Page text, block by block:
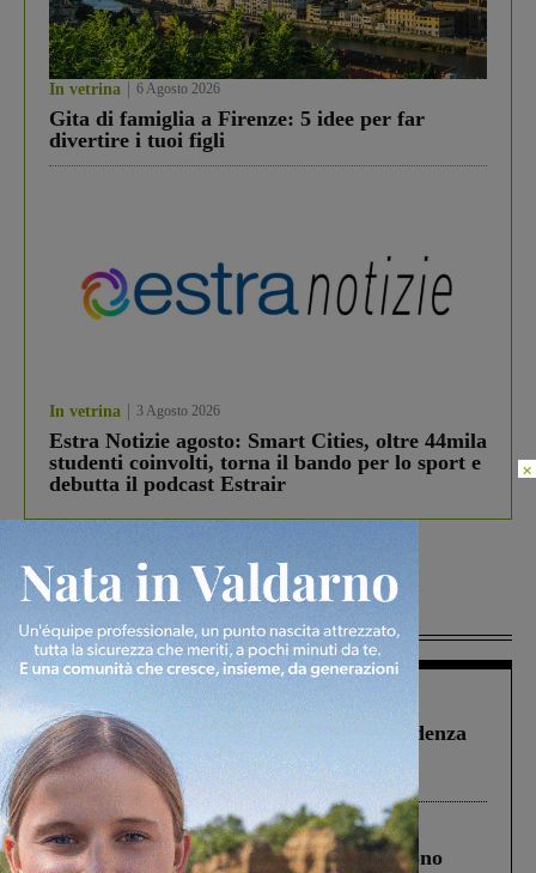
In vetrina 6 Agosto 2026
Gita di famiglia a Firenze: 5 idee per far
divertire i tuoi figli
In vetrina 3 Agosto 2026
Estra Notizie agosto: Smart Cities, oltre 44mila
studenti coinvolti, torna il bando per lo sport e
debutta il podcast Estrair
Più lette
Figline Incisa Valdarno 1 Agosto 2026
Piscina di Figline finanziata oltre la scadenza
Pnrr, il gruppo di Fratelli d’Italia: “Un
ringraziamento al Governo”
Cronaca 4 Agosto 2026
Un anno fa la strage in A1 in cui morirono
×